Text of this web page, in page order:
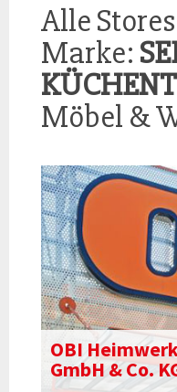
Alle
Marke:
Möbel &
OBI
GmbH & Co.